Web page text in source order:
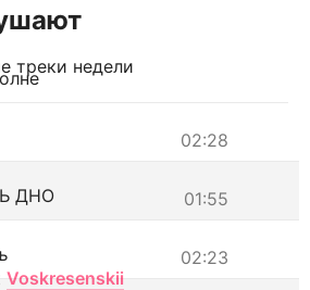
треки недели
02:28
01:55
ДНО
02:23
Voskresenskii